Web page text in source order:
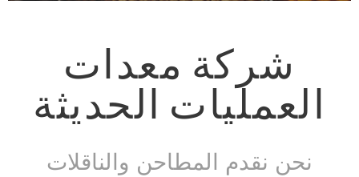
شركة معدات
الحديثة
نحن نقدم المطاحن والناقلات